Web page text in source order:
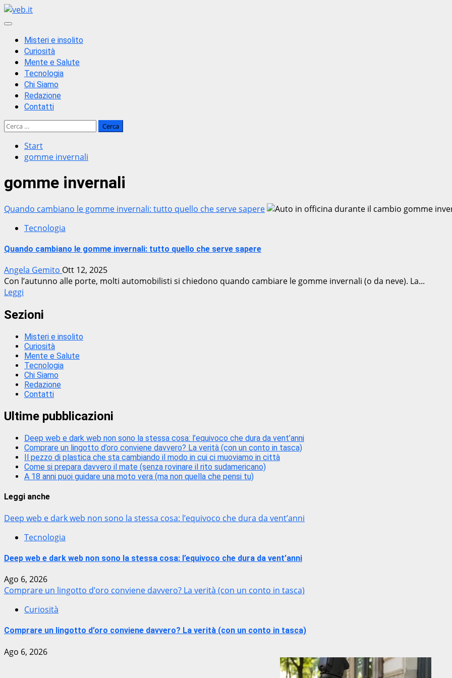
Zum
Inhalt
Primäres
MenüMisteri e insolito
Curiosità
Mente e Salute
Tecnologia
Chi Siamo
Redazione
Contatti
Ricerca
Start
gomme invernali
gomme invernali
Quando cambiano le gomme invernali: tutto quello che serve sapere
Tecnologia
Quando cambiano le gomme invernali: tutto quello che serve sapere
Angela Gemito Ott 12, 2025
Con l’autunno alle porte, molti automobilisti si chiedono quando cambiare le gomme invernali (o da neve). La...
Leggi
Sezioni
Misteri e insolito
Curiosità
Mente e Salute
Tecnologia
Chi Siamo
Redazione
Contatti
Ultime pubblicazioni
Deep web e dark web non sono la stessa cosa: l’equivoco che dura da vent’anni
Comprare un lingotto d’oro conviene davvero? La verità (con un conto in tasca)
Il pezzo di plastica che sta cambiando il modo in cui ci muoviamo in città
Come si prepara davvero il mate (senza rovinare il rito sudamericano)
A 18 anni puoi guidare una moto vera (ma non quella che pensi tu)
Leggi anche
Deep web e dark web non sono la stessa cosa: l’equivoco che dura da vent’anni
Tecnologia
Deep web e dark web non sono la stessa cosa: l’equivoco che dura da vent’anni
Ago 6, 2026
Comprare un lingotto d’oro conviene davvero? La verità (con un conto in tasca)
Curiosità
Comprare un lingotto d’oro conviene davvero? La verità (con un conto in tasca)
Ago 6, 2026